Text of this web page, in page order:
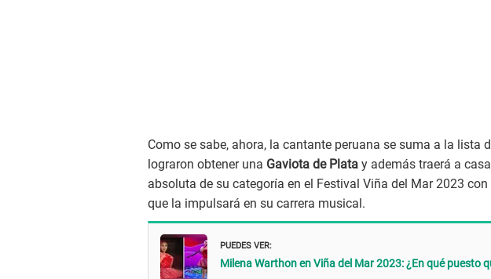
Como se sabe, ahora, la cantante peruana se suma a la lista
lograron obtener una Gaviota de Plata y además traerá a
absoluta de su categoría en el Festival Viña del Mar 2023
que la impulsará en su carrera musical.
PUEDES VER:
Milena Warthon en Viña del Mar 2023: ¿En qué puesto